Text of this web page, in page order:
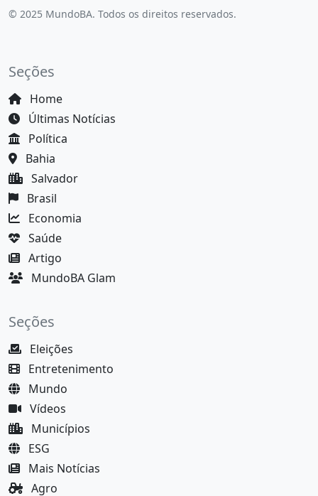
© 2025 MundoBA. Todos os direitos reservados.
Seções
Home
Últimas Notícias
Política
Bahia
Salvador
Brasil
Economia
Saúde
Artigo
MundoBA Glam
Seções
Eleições
Entretenimento
Mundo
Vídeos
Municípios
ESG
Mais Notícias
Agro